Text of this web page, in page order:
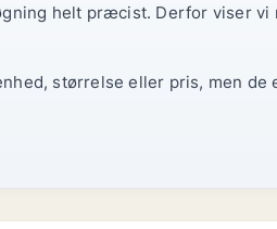
helt præcist. Derfor viser vi
størrelse eller pris, men